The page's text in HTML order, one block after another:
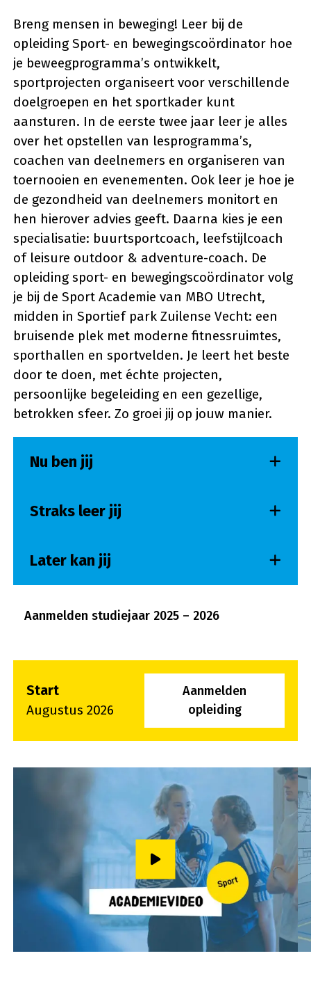
Breng mensen in beweging! Leer bij de
opleiding Sport- en bewegingscoördinator hoe
je beweegprogramma’s ontwikkelt,
sportprojecten organiseert voor verschillende
doelgroepen en het sportkader kunt
aansturen. In de eerste twee jaar leer je alles
over het opstellen van lesprogramma’s,
coachen van deelnemers en organiseren van
toernooien en evenementen. Ook leer je hoe je
de gezondheid van deelnemers monitort en
hen hierover advies geeft. Daarna kies je een
specialisatie: buurtsportcoach, leefstijlcoach
of leisure outdoor & adventure-coach. De
opleiding sport- en bewegingscoördinator volg
je bij de Sport Academie van MBO Utrecht,
midden in Sportief park Zuilense Vecht: een
bruisende plek met moderne fitnessruimtes,
sporthallen en sportvelden. Je leert het beste
door te doen, met échte projecten,
persoonlijke begeleiding en een gezellige,
betrokken sfeer. Zo groei jij op jouw manier.
Nu ben jij
Straks leer jij
Later kan jij
Aanmelden studiejaar 2025 – 2026Opent in een
Start
Augustus 2026
Aanmelden
opleiding
Speel video af